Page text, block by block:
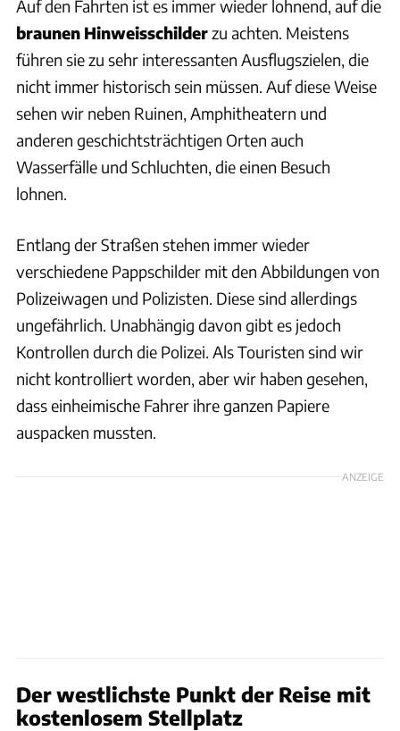
Auf den Fahrten ist es immer wieder lohnend, auf die
braunen Hinweisschilderzu achten. Meistens
führen sie zu sehr interessanten Ausflugszielen, die
nicht immer historisch sein müssen. Auf diese Weise
sehen wir neben Ruinen, Amphitheatern und
anderen geschichtsträchtigen Orten auch
Wasserfälle und Schluchten, die einen Besuch
lohnen.
Entlang der Straßen stehen immer wieder
verschiedene Pappschilder mit den Abbildungen von
Polizeiwagen und Polizisten. Diese sind allerdings
ungefährlich. Unabhängig davon gibt es jedoch
Kontrollen durch die Polizei. Als Touristen sind wir
nicht kontrolliert worden, aber wir haben gesehen,
dass einheimische Fahrer ihre ganzen Papiere
auspacken mussten.
ANZEIGE
Der westlichste Punkt der Reise mit
kostenlosem Stellplatz